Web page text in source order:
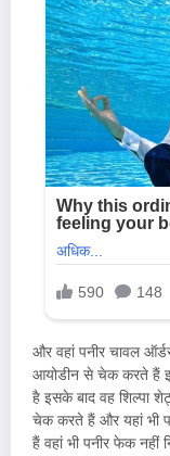
और वहां पनीर चावल
आयोडीन से चेक करते हैं
है इसके बाद वह शिल्पा
चेक करते हैं और यहां भी
हैं वहां भी पनीर फेक नहीं